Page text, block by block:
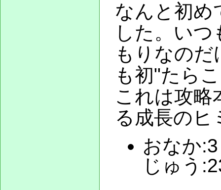
なんと初め
した。い
もりなの
も初"たら
これは攻略
る成長のヒ
おなか
じゅう